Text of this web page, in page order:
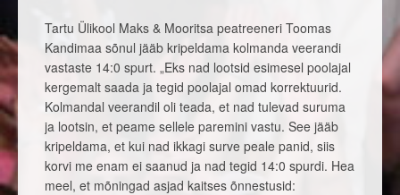
Tartu Ülikool Maks & Mooritsa peatreeneri Toomas
Kandimaa sõnul jääb kripeldama kolmanda veerandi
vastaste 14:0 spurt. „Eks nad lootsid esimesel poolajal
kergemalt saada ja tegid poolajal omad korrektuurid.
Kolmandal veerandil oli teada, et nad tulevad suruma
ja lootsin, et peame sellele paremini vastu. See jääb
kripeldama, et kui nad ikkagi surve peale panid, siis
korvi me enam ei saanud ja nad tegid 14:0 spurdi. Hea
meel, et mõningad asjad kaitses õnnestusid: